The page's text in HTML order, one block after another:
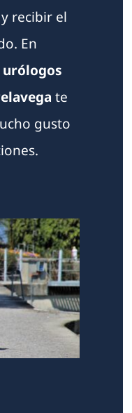
recibir el
En
urólogos
te
gusto